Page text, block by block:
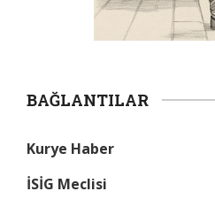
BAĞLANTILAR
Kurye Haber
İSİG Meclisi